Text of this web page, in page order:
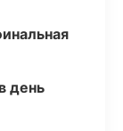
день